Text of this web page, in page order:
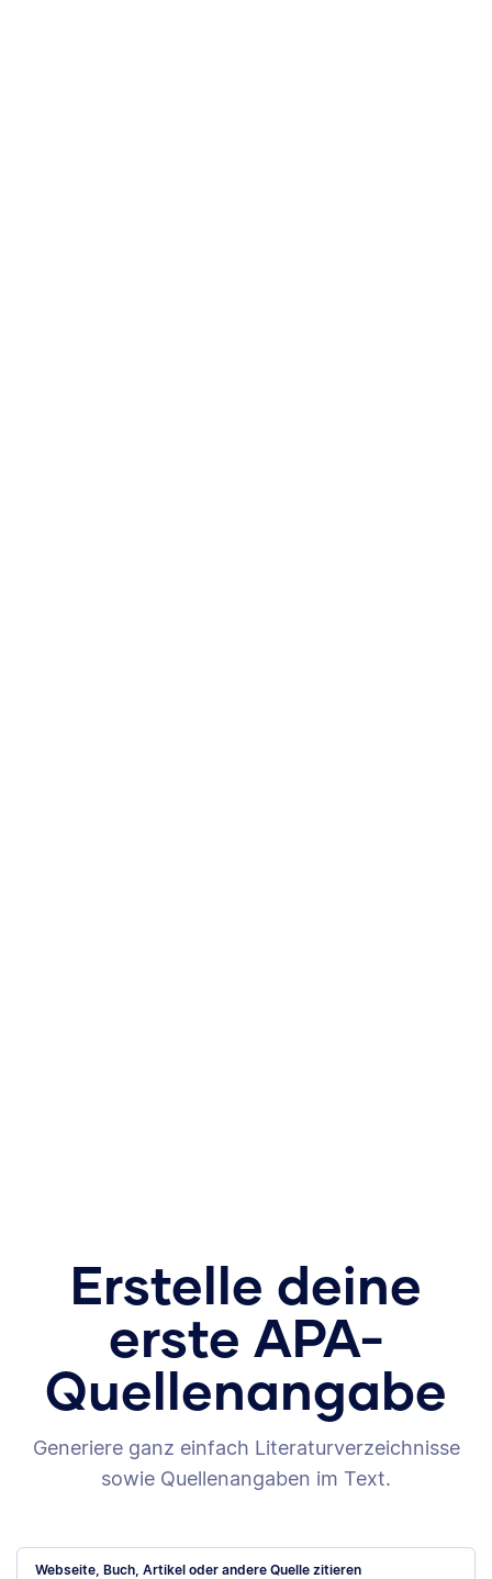
Erstelle deine
erste APA-
Quellenangabe
Generiere ganz einfach Literaturverzeichnisse
sowie Quellenangaben im Text.
Webseite, Buch, Artikel oder andere Quelle zitieren